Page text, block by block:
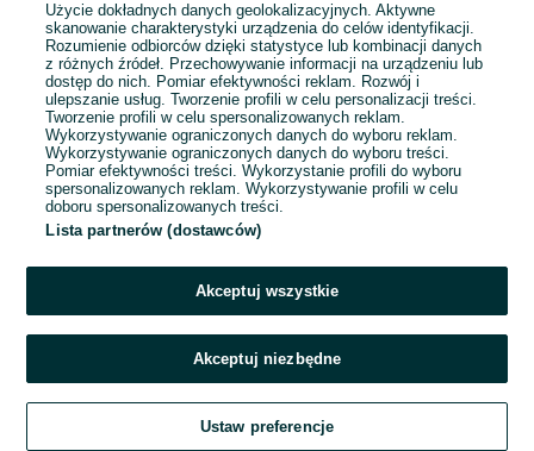
Przejdź na stronę główną
Użycie dokładnych danych geolokalizacyjnych. Aktywne
skanowanie charakterystyki urządzenia do celów identyfikacji.
Rozumienie odbiorców dzięki statystyce lub kombinacji danych
z różnych źródeł. Przechowywanie informacji na urządzeniu lub
dostęp do nich. Pomiar efektywności reklam. Rozwój i
ulepszanie usług. Tworzenie profili w celu personalizacji treści.
Tworzenie profili w celu spersonalizowanych reklam.
Wykorzystywanie ograniczonych danych do wyboru reklam.
Wykorzystywanie ograniczonych danych do wyboru treści.
Pomiar efektywności treści. Wykorzystanie profili do wyboru
spersonalizowanych reklam. Wykorzystywanie profili w celu
doboru spersonalizowanych treści.
Lista partnerów (dostawców)
Akceptuj wszystkie
Akceptuj niezbędne
Ustaw preferencje